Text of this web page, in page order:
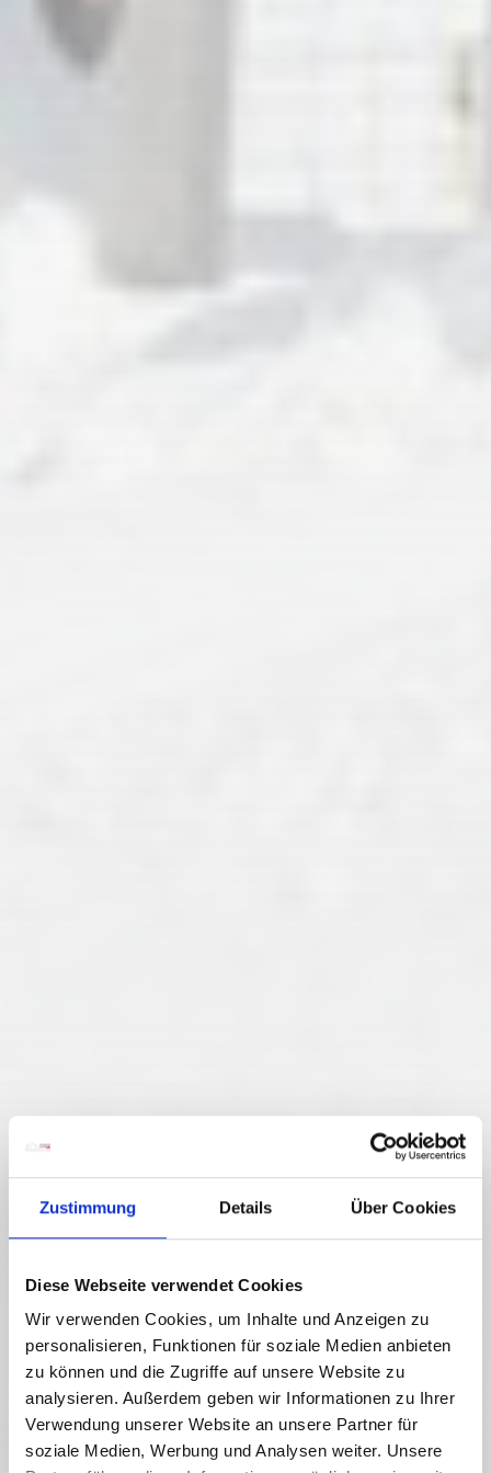
Zustimmung Details Über Cookies
Diese Webseite verwendet Cookies
Wir verwenden Cookies, um Inhalte und Anzeigen zu
personalisieren, Funktionen für soziale Medien anbieten
zu können und die Zugriffe auf unsere Website zu
analysieren. Außerdem geben wir Informationen zu Ihrer
Verwendung unserer Website an unsere Partner für
soziale Medien, Werbung und Analysen weiter. Unsere